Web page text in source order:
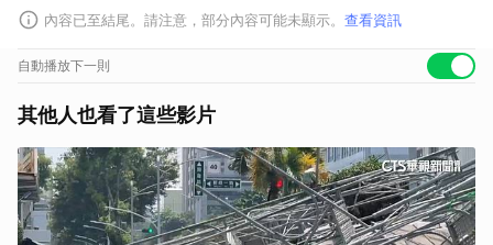
內容已至結尾。請注意，部分內容可能未顯示。 查看資訊
自動播放下一則
其他人也看了這些影片